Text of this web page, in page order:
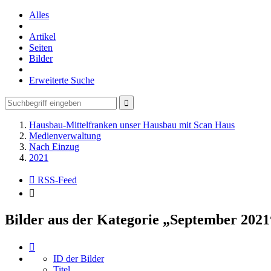
Alles
Artikel
Seiten
Bilder
Erweiterte Suche
Hausbau-Mittelfranken unser Hausbau mit Scan Haus
Medienverwaltung
Nach Einzug
2021
RSS-Feed
Bilder aus der Kategorie „September
ID der Bilder